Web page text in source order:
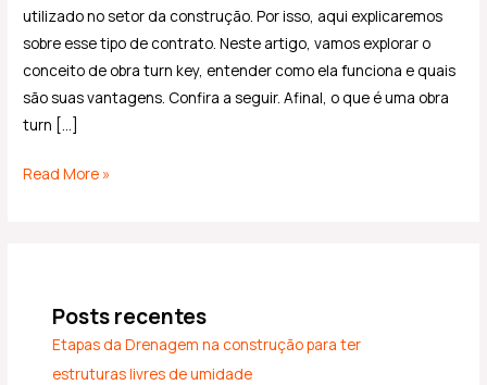
utilizado no setor da construção. Por isso, aqui explicaremos
sobre esse tipo de contrato. Neste artigo, vamos explorar o
conceito de obra turn key, entender como ela funciona e quais
são suas vantagens. Confira a seguir. Afinal, o que é uma obra
turn […]
Read More »
Posts recentes
Etapas da Drenagem na construção para ter
estruturas livres de umidade